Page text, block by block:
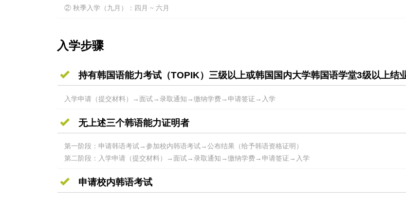
② 秋季入学（九月）：四月 ~ 六月
入学步骤
持有韩国语能力考试（TOPIK）三级以上或韩国国内大学韩国语学堂3级以上结
入学申请（提交材料）→面试→录取通知→缴纳学费→申请签证→入学
无上述三个韩语能力证明者
第一阶段：申请韩语考试→参加校内韩语考试→公布结果（给予韩语资格证明）
第二阶段：入学申请（提交材料）→面试→录取通知→缴纳学费→申请签证→入学
申请校内韩语考试